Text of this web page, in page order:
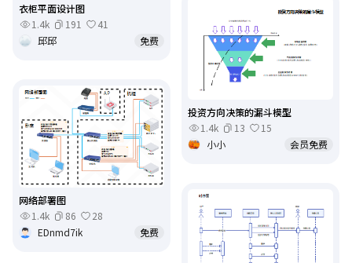
衣柜平面设计图
1.4k
191
41
邱邱
免费
投资方向决策的漏斗模型
1.4k
13
15
小小
会员免费
网络部署图
1.4k
86
28
EDnmd7ik
免费